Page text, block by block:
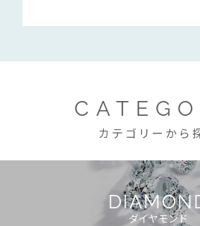
カテゴリーから
ダイヤモンド